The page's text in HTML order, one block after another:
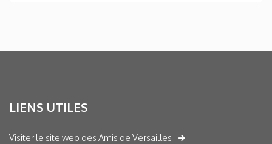
LIENS UTILES
Visiter le site web des Amis de Versailles